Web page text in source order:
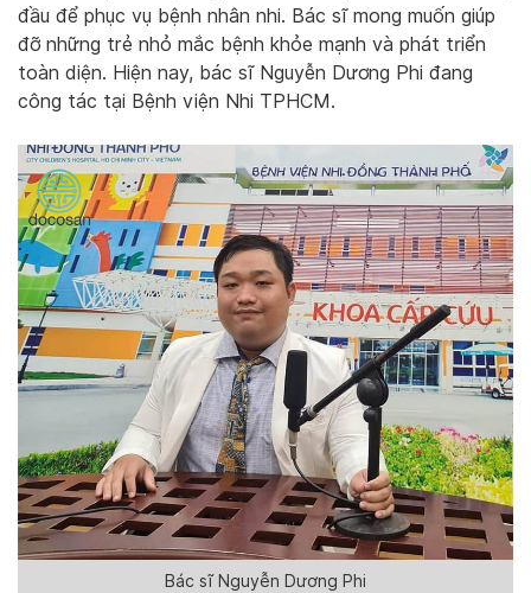
đầu để phục vụ bệnh nhân nhi. Bác sĩ mong muốn giúp
đỡ những trẻ nhỏ mắc bệnh khỏe mạnh và phát triển
toàn diện. Hiện nay, bác sĩ Nguyễn Dương Phi đang
công tác tại Bệnh viện Nhi TPHCM.
Bác sĩ Nguyễn Dương Phi